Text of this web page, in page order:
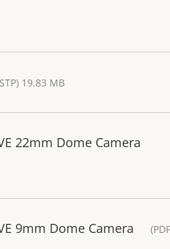
19.83 MB
22mm Dome Camera
9mm Dome Camera